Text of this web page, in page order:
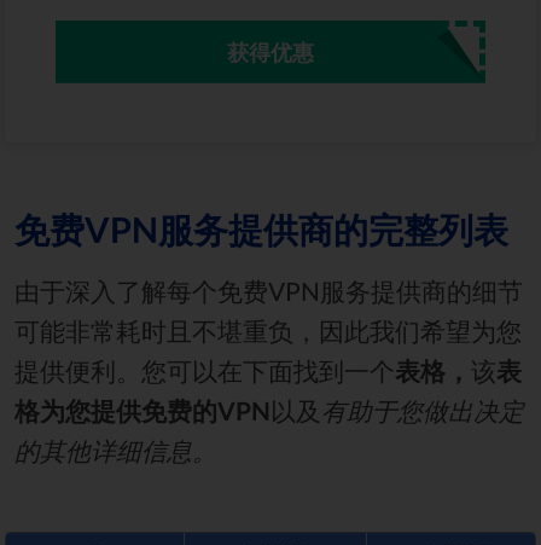
获得优惠
免费VPN服务提供商的完整列表
由于深入了解每个免费VPN服务提供商的细节
可能非常耗时且不堪重负，因此我们希望为您
提供便利。您可以在下面找到一个表格， 该表
格为您提供免费的VPN以及 有助于您做出决定
的其他详细信息。